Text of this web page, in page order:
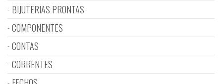
BIJUTERIAS PRONTAS
COMPONENTES
CONTAS
CORRENTES